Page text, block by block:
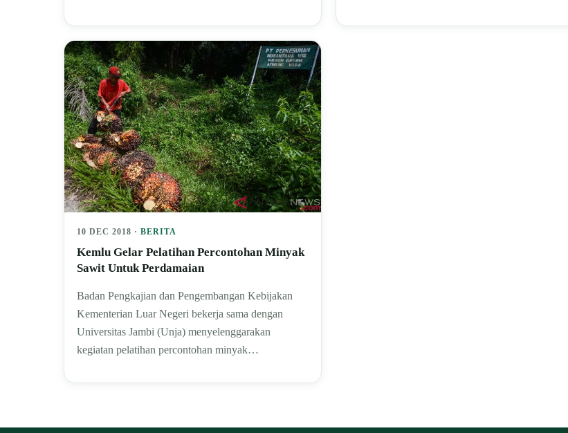
10 DEC 2018 · BERITA
Kemlu Gelar Pelatihan Percontohan Minyak
Sawit Untuk Perdamaian
Badan Pengkajian dan Pengembangan Kebijakan
Kementerian Luar Negeri bekerja sama dengan
Universitas Jambi (Unja) menyelenggarakan
kegiatan pelatihan percontohan minyak…